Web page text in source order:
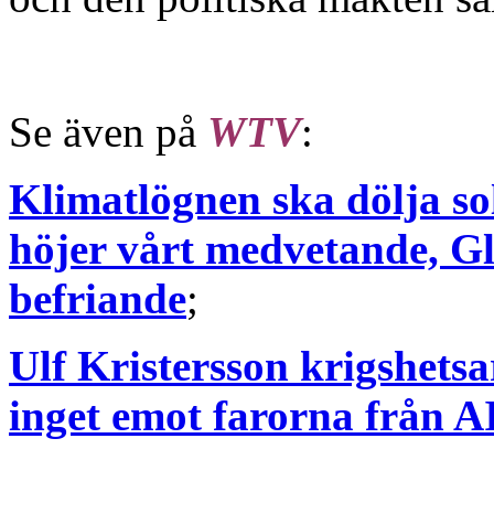
Se även på WTV:
Klimatlögnen ska dölja
höjer vårt medvetande,
befriande;
Ulf Kristersson
inget emot farorna från